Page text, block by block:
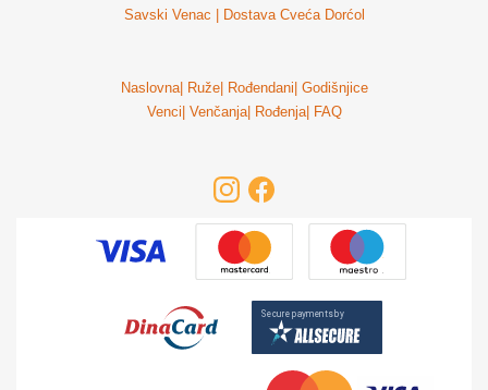
Savski Venac
Dostava Cveća Dorćol
Naslovna| Ruže| Rođendani Godišnjice
Venci Venčanja| Rođenja| FAQ